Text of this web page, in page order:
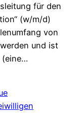
r
d
e
n
e
für den
(w/m/d)
von
und ist
(eine…
u